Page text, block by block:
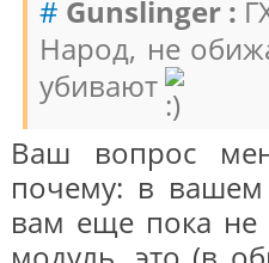
# Gunslinger :
Народ, не
убивают
Ваш вопрос
почему: в вашем
вам еще пока не